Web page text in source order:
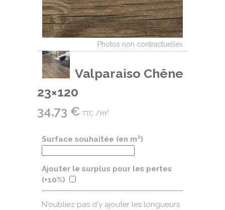
Valparaiso Chêne
23×120
34,73 € TTC /m²
Surface souhaitée (en m²)
Ajouter le surplus pour les pertes
(+10%)
N'oubliez pas d'y ajouter les longueurs